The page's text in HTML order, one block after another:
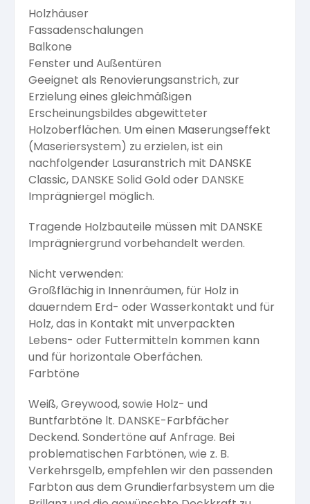
Holzhäuser
Fassadenschalungen
Balkone
Fenster und Außentüren
Geeignet als Renovierungsanstrich, zur
Erzielung eines gleichmäßigen
Erscheinungsbildes abgewitteter
Holzoberflächen. Um einen Maserungseffekt
(Maseriersystem) zu erzielen, ist ein
nachfolgender Lasuranstrich mit DANSKE
Classic, DANSKE Solid Gold oder DANSKE
Imprägniergel möglich.
Tragende Holzbauteile müssen mit DANSKE
Imprägniergrund vorbehandelt werden.
Nicht verwenden:
Großflächig in Innenräumen, für Holz in
dauerndem Erd- oder Wasserkontakt und für
Holz, das in Kontakt mit unverpackten
Lebens- oder Futtermitteln kommen kann
und für horizontale Oberfächen.
Farbtöne
Weiß, Greywood, sowie Holz- und
Buntfarbtöne lt. DANSKE-Farbfächer
Deckend. Sondertöne auf Anfrage. Bei
problematischen Farbtönen, wie z. B.
Verkehrsgelb, empfehlen wir den passenden
Farbton aus dem Grundierfarbsystem um die